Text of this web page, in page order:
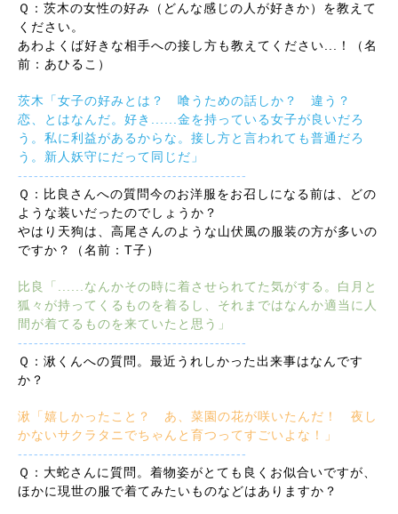
Ｑ：茨木の女性の好み（どんな感じの人が好きか）を教えて
ください。
あわよくば好きな相手への接し方も教えてください...！（名
前：あひるこ）
茨木「女子の好みとは？ 喰うための話しか？ 違う？
恋、とはなんだ。好き......金を持っている女子が良いだろ
う。私に利益があるからな。接し方と言われても普通だろ
う。新人妖守にだって同じだ」
-------------------------------------------
Ｑ：比良さんへの質問今のお洋服をお召しになる前は、どの
ような装いだったのでしょうか？
やはり天狗は、高尾さんのような山伏風の服装の方が多いの
ですか？（名前：T子）
比良「......なんかその時に着させられてた気がする。白月と
狐々が持ってくるものを着るし、それまではなんか適当に人
間が着てるものを来ていたと思う」
-------------------------------------------
Ｑ：湫くんへの質問。最近うれしかった出来事はなんです
か？
湫「嬉しかったこと？ あ、菜園の花が咲いたんだ！ 夜し
かないサクラタニでちゃんと育つってすごいよな！」
-------------------------------------------
Ｑ：大蛇さんに質問。着物姿がとても良くお似合いですが、
ほかに現世の服で着てみたいものなどはありますか？